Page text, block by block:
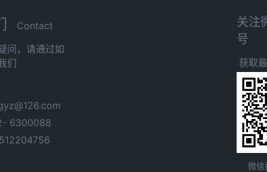
Contact
问，请通过如
们
6300088
关注
号
获取
微信